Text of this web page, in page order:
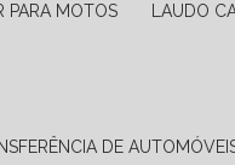
PARA MOTOS LAUDO
DE